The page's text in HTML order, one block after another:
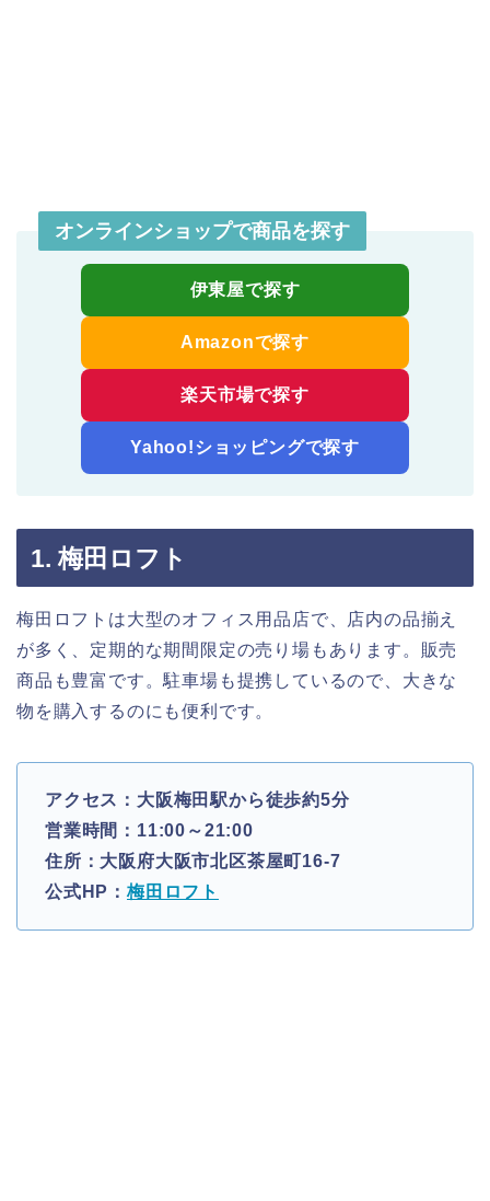
オンラインショップで商品を探す
伊東屋で探す
Amazonで探す
楽天市場で探す
Yahoo!ショッピングで探す
1. 梅田ロフト
梅田ロフトは大型のオフィス用品店で、店内の品揃え
が多く、定期的な期間限定の売り場もあります。販売
商品も豊富です。駐車場も提携しているので、大きな
物を購入するのにも便利です。
アクセス：大阪梅田駅から徒歩約5分
営業時間：11:00～21:00
住所：大阪府大阪市北区茶屋町16-7
公式HP： 梅田ロフト